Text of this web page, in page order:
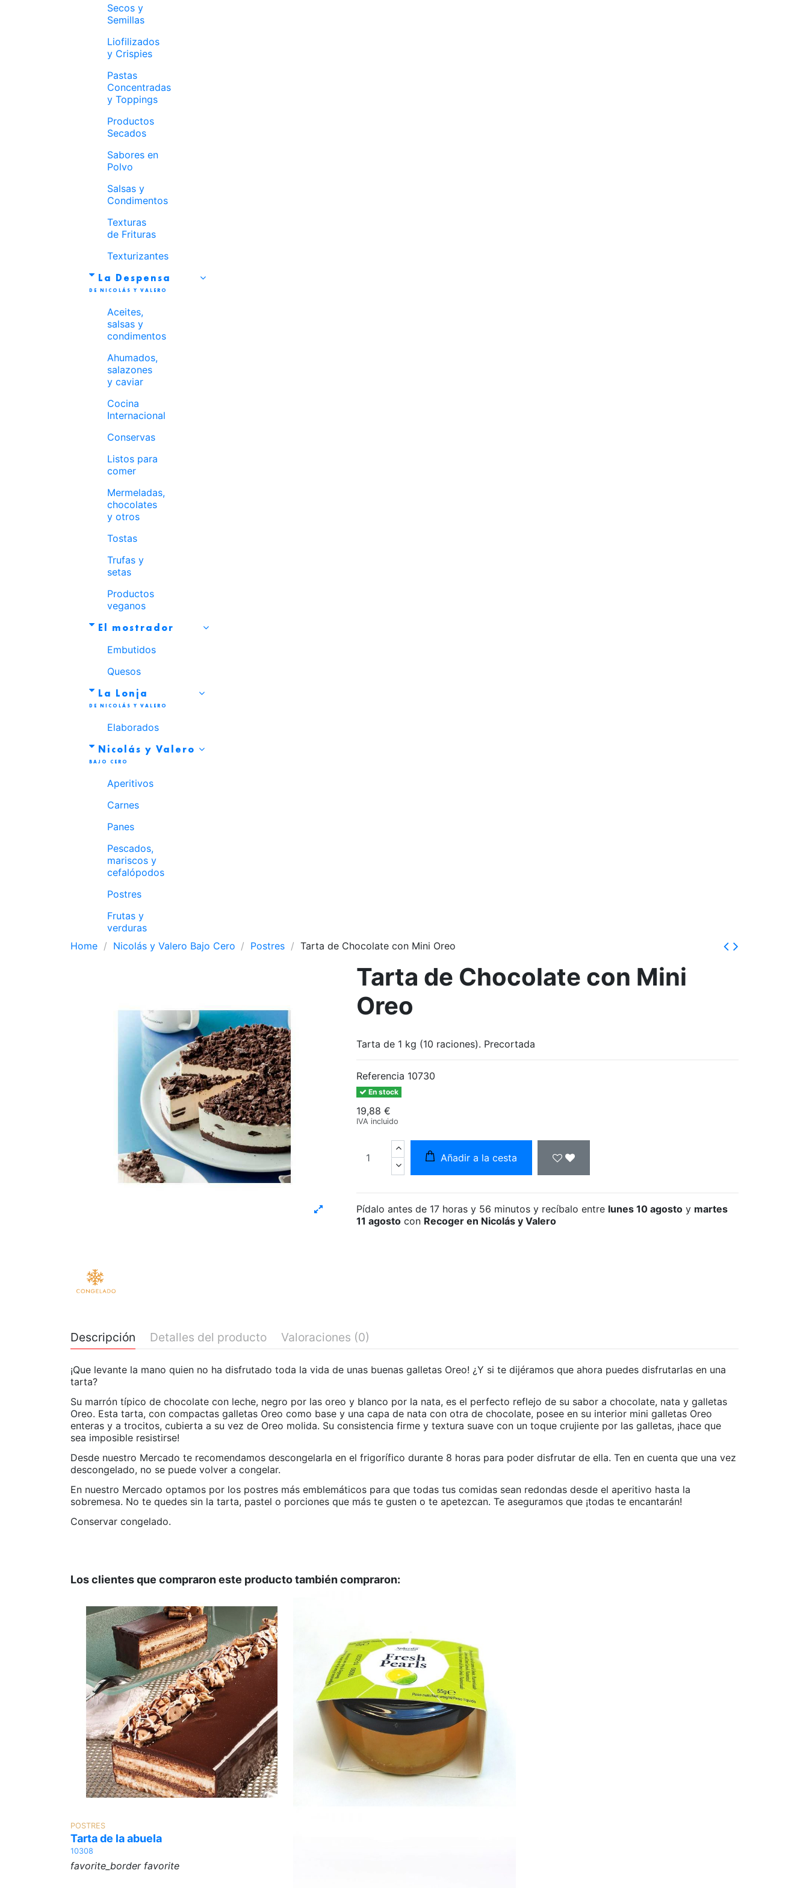
Secos y
Semillas
Liofilizados
y Crispies
Pastas
Concentradas
y Toppings
Productos
Secados
Sabores en
Polvo
Salsas y
Condimentos
Texturas
de Frituras
Texturizantes
La Despensa
Aceites,
salsas y
condimentos
Ahumados,
salazones
y caviar
Cocina
Internacional
Conservas
Listos para
comer
Mermeladas,
chocolates
y otros
Tostas
Trufas y
setas
Productos
veganos
El mostrador
Embutidos
Quesos
La Lonja
Elaborados
Nicolás y Valero
Aperitivos
Carnes
Panes
Pescados,
mariscos y
cefalópodos
Postres
Frutas y
verduras
Home
Nicolás y Valero Bajo Cero Postres Tarta de Chocolate con Mini Oreo
Tarta de Chocolate con Mini
Oreo
Tarta de 1 kg (10 raciones). Precortada
Referencia 10730
En stock
19,88 €
IVA incluido
Añadir a la cesta
Pídalo antes de 17 horas y 56 minutos y recíbalo entre lunes 10 agosto y martes
11 agosto con Recoger en Nicolás y Valero
Descripción Detalles del producto Valoraciones (0)
¡Que levante la mano quien no ha disfrutado toda la vida de unas buenas galletas Oreo! ¿Y si te dijéramos que ahora puedes disfrutarlas en una
tarta?
Su marrón típico de chocolate con leche, negro por las oreo y blanco por la nata, es el perfecto reflejo de su sabor a chocolate, nata y galletas
Oreo. Esta tarta, con compactas galletas Oreo como base y una capa de nata con otra de chocolate, posee en su interior mini galletas Oreo
enteras y a trocitos, cubierta a su vez de Oreo molida. Su consistencia firme y textura suave con un toque crujiente por las galletas, ¡hace que
sea imposible resistirse!
Desde nuestro Mercado te recomendamos descongelarla en el frigorífico durante 8 horas para poder disfrutar de ella. Ten en cuenta que una vez
descongelado, no se puede volver a congelar.
En nuestro Mercado optamos por los postres más emblemáticos para que todas tus comidas sean redondas desde el aperitivo hasta la
sobremesa. No te quedes sin la tarta, pastel o porciones que más te gusten o te apetezcan. Te aseguramos que ¡todas te encantarán!
Conservar congelado.
SIN GLUTEN
ALÉRGENO: GLUTEN
ALÉRGENO: LECHE
SI
ALÉRGENO: SOJA
SI
Marca San Martín
Los clientes que compraron este producto también compraron:
POSTRES
Tarta de la abuela
10308
favorite_border favorite